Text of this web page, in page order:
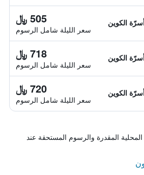
505 ﷼
سعر الليلة شامل الرسوم
718 ﷼
سعر الليلة شامل الرسوم
720 ﷼
سعر الليلة شامل الرسوم
المقدرة والرسوم المستحقة عند